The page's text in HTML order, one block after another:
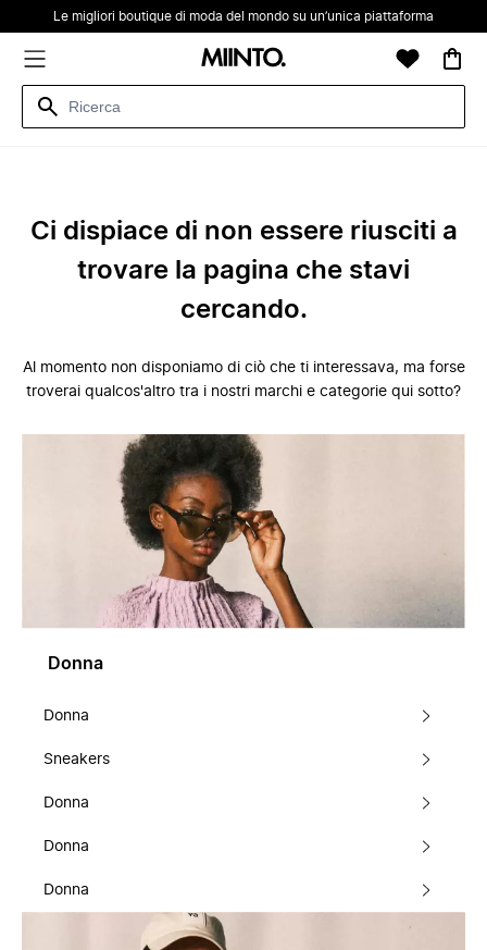
Le migliori boutique di moda del mondo su un’unica piattaforma
Ci dispiace di non essere riusciti a
trovare la pagina che stavi
cercando.
Al momento non disponiamo di ciò che ti interessava, ma forse
troverai qualcos'altro tra i nostri marchi e categorie qui sotto?
Donna
Donna
Sneakers
Donna
Donna
Donna